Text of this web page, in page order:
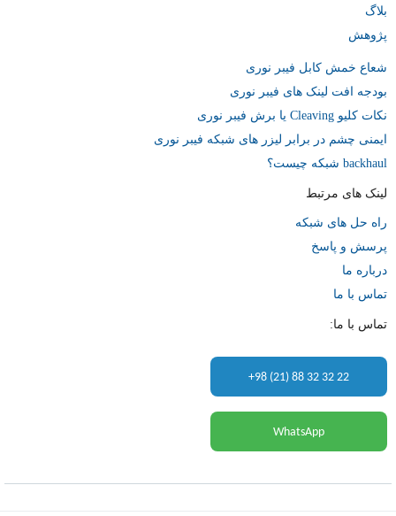
بلاگ
پژوهش
شعاع خمش کابل فیبر نوری
بودجه افت لینک های فیبر نوری
نکات کلیو Cleaving یا برش فیبر نوری
ایمنی چشم در برابر لیزر های شبکه فیبر نوری
backhaul شبکه چیست؟
لینک های مرتبط
راه حل های شبکه
پرسش و پاسخ
درباره ما
تماس با ما
تماس با ما:
+98 (21) 88 32 32 22
WhatsApp